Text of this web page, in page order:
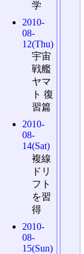
学
2010-
08-
12(Thu)
宇宙
戦艦
ヤマ
ト 復
習篇
2010-
08-
14(Sat)
複線
ドリ
フト
を習
得
2010-
08-
15(Sun)